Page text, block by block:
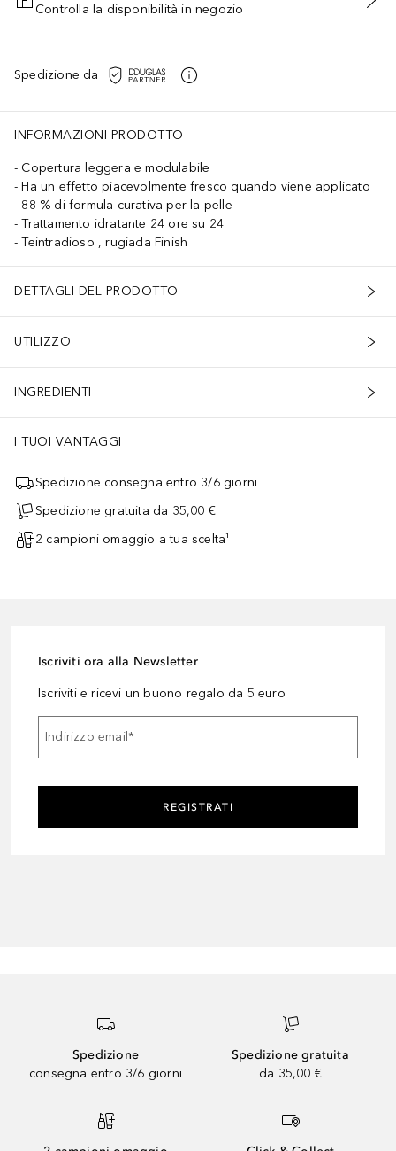
AGGIUNGI AL CARRELLO
Controlla la disponibilità in negozio
Spedizione da
INFORMAZIONI PRODOTTO
Copertura leggera e modulabile
Ha un effetto piacevolmente fresco quando viene applicato
88 % di formula curativa per la pelle
Trattamento idratante 24 ore su 24
Teintradioso , rugiada Finish
DETTAGLI DEL PRODOTTO
UTILIZZO
INGREDIENTI
I TUOI VANTAGGI
Spedizione consegna entro 3/6 giorni
Spedizione gratuita da 35,00 €
2 campioni omaggio a tua scelta¹
Iscriviti ora alla Newsletter
Iscriviti e ricevi un buono regalo da 5 euro
Indirizzo email*
REGISTRATI
Spedizione
consegna entro 3/6 giorni
Spedizione gratuita
da 35,00 €